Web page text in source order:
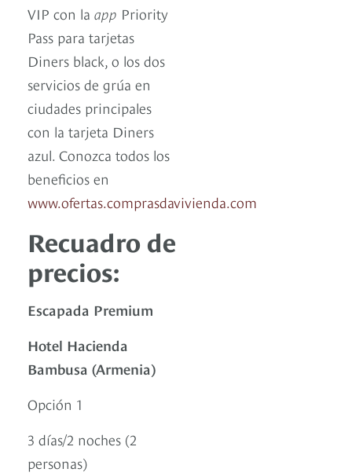
VIP con la app Priority
Pass para tarjetas
Diners black, o los dos
servicios de grúa en
ciudades principales
con la tarjeta Diners
azul. Conozca todos los
beneficios en
www.ofertas.comprasdavivienda.com
Recuadro de
precios:
Escapada Premium
Hotel Hacienda
Bambusa (Armenia)
Opción 1
3 días/2 noches (2
personas)